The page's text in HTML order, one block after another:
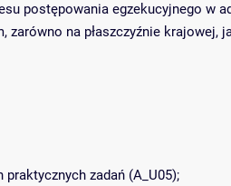
postępowania egzekucyjnego w
na płaszczyźnie krajowej,
zadań (A_U05);